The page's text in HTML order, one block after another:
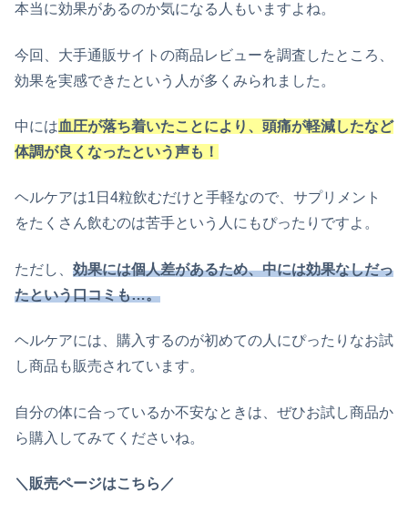
本当に効果があるのか気になる人もいますよね。
今回、大手通販サイトの商品レビューを調査したところ、
効果を実感できたという人が多くみられました。
中には血圧が落ち着いたことにより、頭痛が軽減したなど
体調が良くなったという声も！
ヘルケアは1日4粒飲むだけと手軽なので、サプリメント
をたくさん飲むのは苦手という人にもぴったりですよ。
ただし、 効果には個人差があるため、中には効果なしだっ
たという口コミも…。
ヘルケアには、購入するのが初めての人にぴったりなお試
し商品も販売されています。
自分の体に合っているか不安なときは、ぜひお試し商品か
ら購入してみてくださいね。
＼販売ページはこちら／